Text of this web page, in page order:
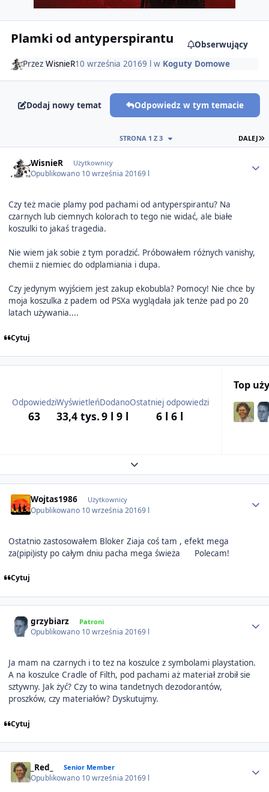
Plamki od antyperspirantu
Obserwujący
Przez WisnieR10 września 20169 l w Koguty Domowe
Dodaj nowy temat Odpowiedz w tym temacie
DALEJ
STRONA 1 Z 3
WisnieR Użytkownicy
Opublikowano 10 września 20169 l
Czy też macie plamy pod pachami od antyperspirantu? Na
czarnych lub ciemnych kolorach to tego nie widać, ale białe
koszulki to jakaś tragedia.
Nie wiem jak sobie z tym poradzić. Próbowałem różnych vanishy,
chemii z niemiec do odplamiania i dupa.
Czy jedynym wyjściem jest zakup ekobubla? Pomocy! Nie chce by
moja koszulka z padem od PSXa wyglądała jak tenże pad po 20
latach używania....
Cytuj
Odpowiedzi
63
Wyświetleń
33,4 tys.
Dodano
9 l 9 l
Ostatniej odpowiedzi
6 l 6 l
Top
Expand topic overview
Wojtas1986 Użytkownicy
Opublikowano 10 września 20169 l
Ostatnio zastosowałem Bloker Ziaja coś tam , efekt mega
za(pipi)isty po całym dniu pacha mega świeża
Polecam!
Cytuj
grzybiarz Patroni
Opublikowano 10 września 20169 l
Ja mam na czarnych i to tez na koszulce z symbolami playstation.
A na koszulce Cradle of Filth, pod pachami aż materiał zrobił sie
sztywny. Jak żyć? Czy to wina tandetnych dezodorantów,
proszków, czy materiałów? Dyskutujmy.
Cytuj
_Red_ Senior Member
Opublikowano 10 września 20169 l